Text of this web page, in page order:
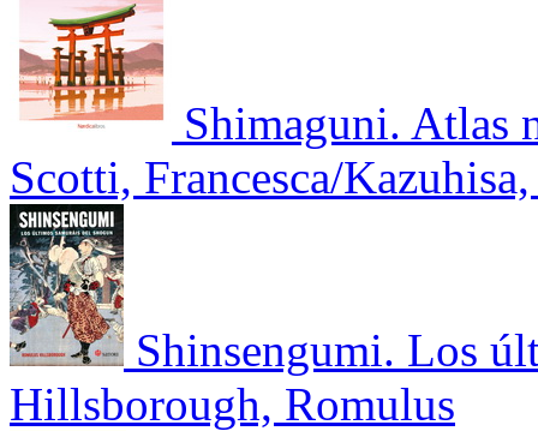
Shimaguni. Atlas
Scotti, Francesca/
Shinsengumi. Los
Hillsborough, Romulus